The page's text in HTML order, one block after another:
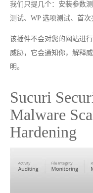
我们只提几个：安装参数
测试、WP 选项测试、首
该插件不会对您的网站进
威胁，它会通知你，解释
明。
Sucuri
Malware
Hardening